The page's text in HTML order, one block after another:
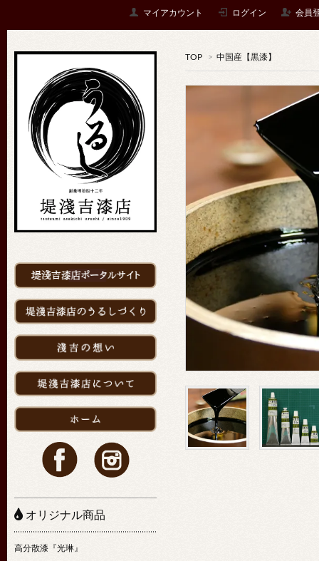
マイアカウント ログイン 会員
TOP > 中国産【黒漆】
オリジナル商品
高分散漆『光琳』